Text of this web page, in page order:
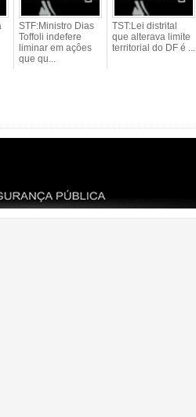
STF:Ministro Dias
Toffoli indefere
liminar em açôes
que qu...
TST:Lei distrital
que alterava limite
territorial do DF é ...